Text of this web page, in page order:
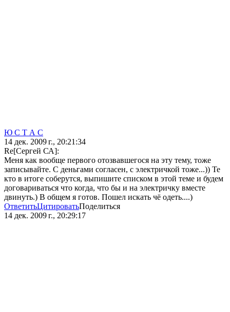
Ю С Т А С
14 дек. 2009 г., 20:21:34
Re[Сергей СА]:
Меня как вообще первого отозвавшегося на эту тему, тоже
записывайте. С деньгами согласен, с электричкой тоже...)) Те
кто в итоге соберутся, выпишите списком в этой теме и будем
договариваться что когда, что бы и на электричку вместе
двинуть.) В общем я готов. Пошел искать чё одеть....)
ОтветитьЦитироватьПоделиться
14 дек. 2009 г., 20:29:17